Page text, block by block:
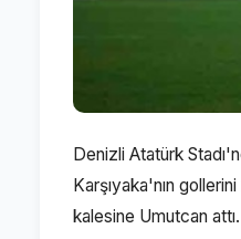
Denizli Atatürk
Karşıyaka'nın
kalesine Umutcan